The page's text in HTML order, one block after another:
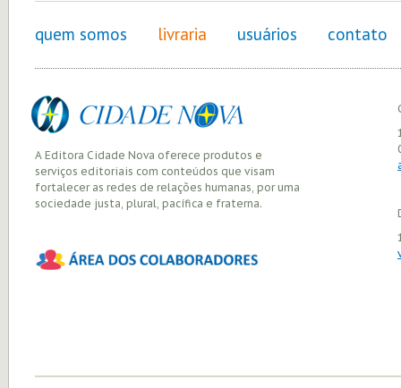
quem somos livraria usuários contato
A Editora Cidade Nova oferece produtos e
serviços editoriais com conteúdos que visam
fortalecer as redes de relações humanas, por uma
sociedade justa, plural, pacífica e fraterna.